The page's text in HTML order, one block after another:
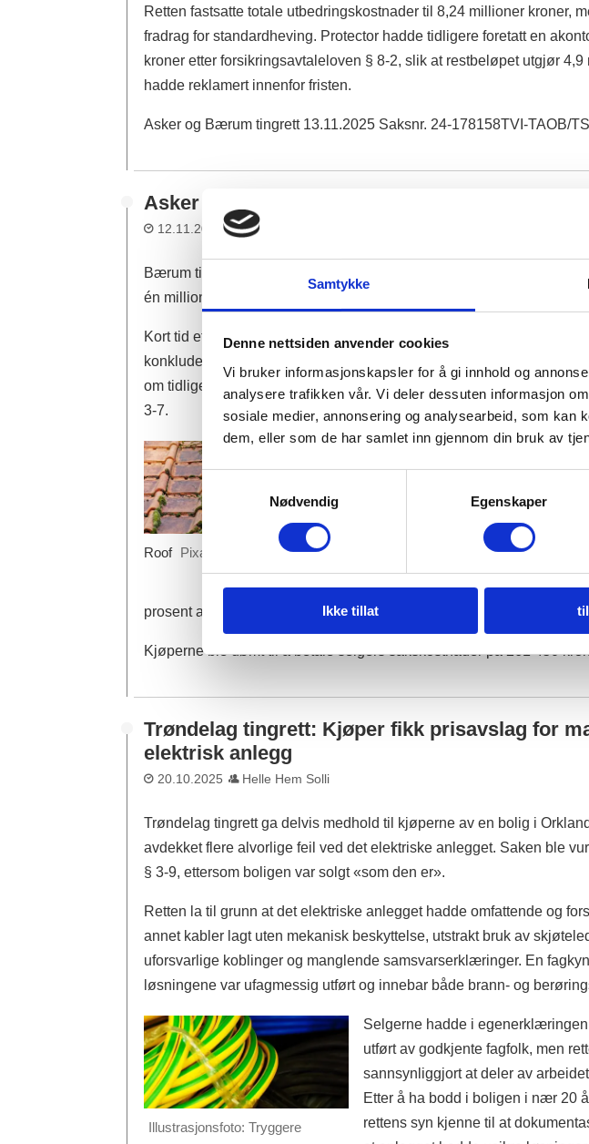
Samtykke
Denne nettsiden anvender cookies
Vi bruker informasjonskapsler for å gi innhold og
analysere trafikken vår. Vi deler dessuten informasjon
sosiale medier, annonsering og analysearbeid, som kan
dem, eller som de har samlet inn gjennom din bruk av
Samtykkevalg
Nødvendig
Egenskaper
Ikke tillat
Retten fastsatte totale utbedringskostnader til 8,24 millioner kroner,
fradrag for standardheving. Protector hadde tidligere foretatt en
kroner etter forsikringsavtaleloven § 8-2, slik at restbeløpet utgjør
hadde reklamert innenfor fristen.
Asker og Bærum tingrett 13.11.2025 Saksnr. 24-178158TVI-TAOB/
Asker og Bærum tingrett: Kjøpere tapte sak om
12.11.2025 Helle Hem Solli
Bærum tingrett har frifunnet selgerne etter at kjøperne av en enebolig
én million kroner i prisavslag for full utskifting av taket.
Kort tid etter overtakelsen i 2021 oppdaget kjøperne
konkluderte med feil ved taktekkingen, og kjøperne hevdet at selger
om tidligere arbeid på taket, en duk som var lagt over et takvindu, i
3-7.
Roof Pixabay
Retten fant ikke at dette arbeidet
ville hatt betydning for avtalen, og
opplysningssvikt.
Heller ikke vilkåret i § 3-9 om at
utbedret lokalt for rundt 360 000
prosent av kjøpesummen på 19,75 millioner.
Kjøperne ble dømt til å betale selgers sakskostnader på 261 450
Trøndelag tingrett: Kjøper fikk prisavslag for
elektrisk anlegg
20.10.2025 Helle Hem Solli
Trøndelag tingrett ga delvis medhold til kjøperne av en bolig i
avdekket flere alvorlige feil ved det elektriske anlegget. Saken ble
§ 3-9, ettersom boligen var solgt «som den er».
Retten la til grunn at det elektriske anlegget hadde omfattende og
annet kabler lagt uten mekanisk beskyttelse, utstrakt bruk av
uforsvarlige koblinger og manglende samsvarserklæringer. En
løsningene var ufagmessig utført og innebar både brann- og
Illustrasjonsfoto: Tryggere
Selgerne hadde i
utført av godkjente fagfolk, men
sannsynliggjort at deler av
Etter å ha bodd i boligen i nær 20
rettens syn kjenne til at